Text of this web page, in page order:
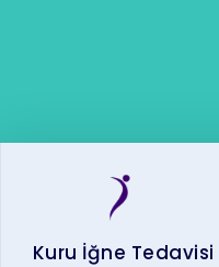
Kuru İğne Tedavisi